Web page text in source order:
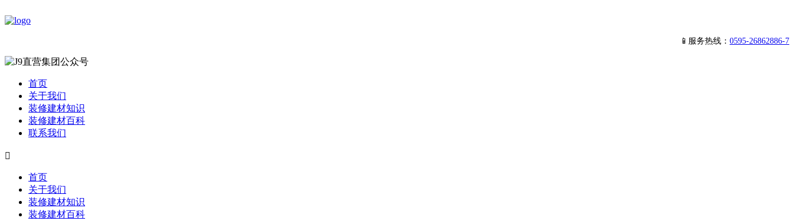
📱服务热线： 0595-26862886-7
首页
关于我们
装修建材知识
装修建材百科
联系我们

首页
关于我们
装修建材知识
装修建材百科